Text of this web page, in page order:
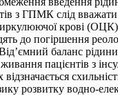
з ГПМК слід
крові
до погіршення
баланс
пацієнтів з
розвитку водно-